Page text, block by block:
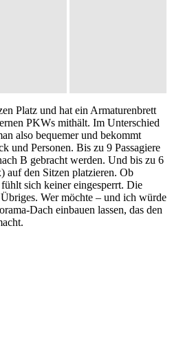
Platz und hat ein Armaturenbrett
PKWs mithält. Im Unterschied
also bequemer und bekommt
und Personen. Bis zu 9 Passagiere
B gebracht werden. Und bis zu 6
auf den Sitzen platzieren. Ob
sich keiner eingesperrt. Die
Wer möchte – und ich würde
Dach einbauen lassen, das den